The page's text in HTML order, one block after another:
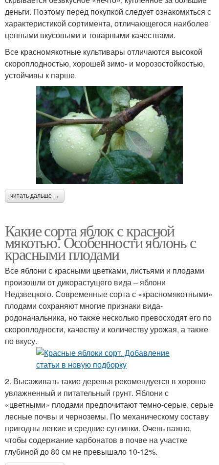
деньги. Поэтому перед покупкой следует ознакомиться с
характеристикой сортимента, отличающегося наиболее
ценными вкусовыми и товарными качествами.
Все красномякотные культивары отличаются высокой
скороплодностью, хорошей зимо- и морозостойкостью,
устойчивы к парше.
читать дальше →
Какие сорта яблок с красной
мякотью. Особенности яблонь с
красными плодами
Все яблони с красными цветками, листьями и плодами
произошли от дикорастущего вида – яблони
Недзвецкого. Современные сорта с «красномякотными»
плодами сохраняют многие признаки вида-
родоначальника, но также несколько превосходят его по
скороплодности, качеству и количеству урожая, а также
по вкусу.
2. Высаживать такие деревья рекомендуется в хорошо
увлажненный и питательный грунт. Яблони с
«цветными» плодами предпочитают темно-серые, серые
лесные почвы и черноземы. По механическому составу
пригодны легкие и средние суглинки. Очень важно,
чтобы содержание карбонатов в почве на участке
глубиной до 80 см не превышало 10-12%.